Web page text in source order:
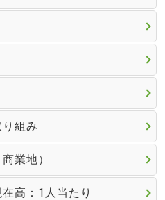
組み
業地）
高：1人当たり